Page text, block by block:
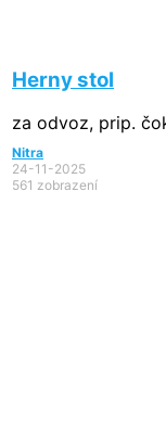
Herny stol
za odvoz, prip.
Nitra
24-11-2025
561 zobrazení